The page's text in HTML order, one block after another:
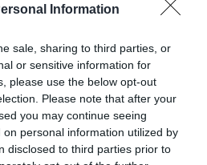
Information
sale, sharing to third parties, or
or sensitive information for
please use the below opt-out
Please note that after your
you may continue seeing
personal information utilized by
disclosed to third parties prior to
sur un coup de tête ?
d’un couple solide,
le briser